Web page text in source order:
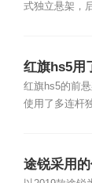
式独立悬架，
红旗hs5用
红旗hs5的前
使用了多连杆
途锐采用